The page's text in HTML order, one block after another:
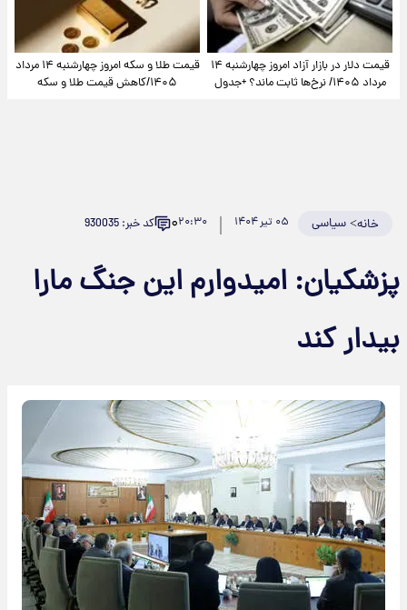
قیمت دلار در بازار آزاد امروز چهارشنبه ۱۴
مرداد ۱۴۰۵/ نرخ‌ها ثابت ماند؟ +جدول
قیمت طلا و سکه امروز چهارشنبه ۱۴ مرداد
۱۴۰۵/کاهش قیمت طلا و سکه
خانه>سیاسی ۰۵ تیر ۱۴۰۴ ۲۰:۳۰۰ کد خبر: 930035
پزشکیان: امیدوارم این جنگ مارا
بیدار کند